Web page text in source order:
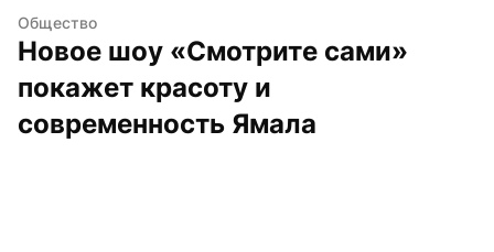
Общество
Новое шоу «Смотрите сами»
покажет красоту и
современность Ямала